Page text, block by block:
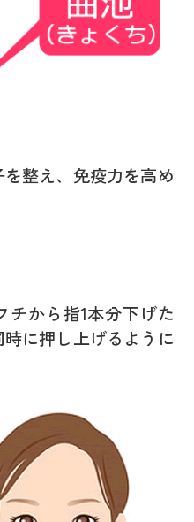
整え、免疫力を高め
チから指1本分下げた
に押し上げるように